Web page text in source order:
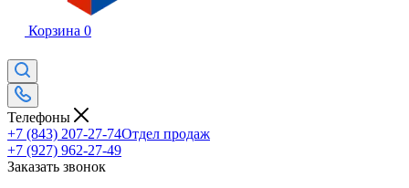
Корзина 0
Телефоны
+7 (843) 207-27-74Отдел продаж
+7 (927) 962-27-49
Заказать звонок